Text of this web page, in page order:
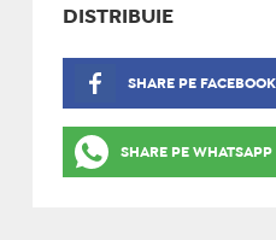
DISTRIBUIE
SHARE PE FACEBOOK
SHARE PE WHATSAPP